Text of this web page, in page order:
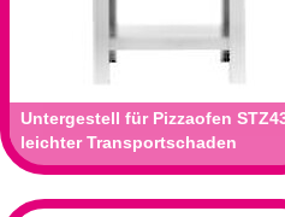
Untergestell für Pizzaofen
leichter Transportschaden